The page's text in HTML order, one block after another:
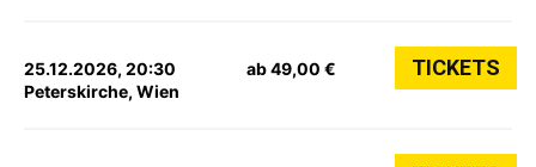
25.12.2026, 20:30
Peterskirche, Wien
ab 49,00 € TICKETS